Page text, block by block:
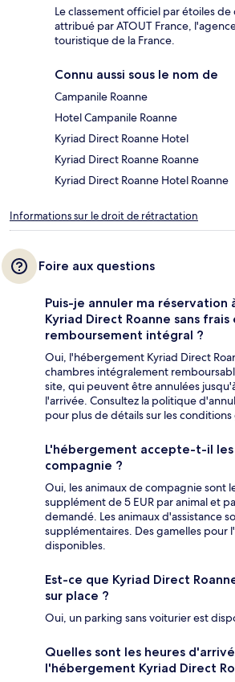
Le classement officiel par étoiles
attribué par ATOUT France,
touristique de la France.
Connu aussi sous le nom de
Campanile Roanne
Hotel Campanile Roanne
Kyriad Direct Roanne Hotel
Kyriad Direct Roanne Roanne
Kyriad Direct Roanne Hotel Roanne
Informations sur le droit de rétractation
Foire aux questions
Puis-je annuler ma
Kyriad Direct Roanne sans
remboursement intégral ?
Oui, l'hébergement Kyriad Direct
chambres intégralement
site, qui peuvent être annulées
l'arrivée. Consultez la politique
pour plus de détails sur les
L'hébergement accepte-t-il les
compagnie ?
Oui, les animaux de compagnie sont
supplément de 5 EUR par animal et
demandé. Les animaux d'assistance
supplémentaires. Des gamelles pour
disponibles.
Est-ce que Kyriad Direct
sur place ?
Oui, un parking sans voiturier est
Quelles sont les heures
l'hébergement Kyriad Direct